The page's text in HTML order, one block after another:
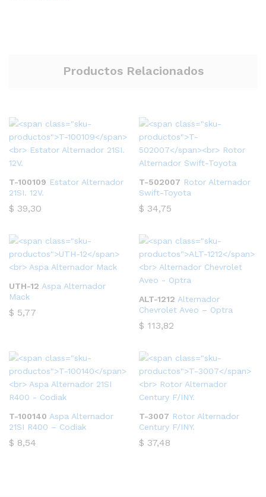
Productos Relacionados
T-100109 Estator Alternador
21SI. 12V.
$ 39,30
T-502007 Rotor Alternador
Swift-Toyota
$ 34,75
UTH-12 Aspa Alternador
Mack
$ 5,77
ALT-1212 Alternador
Chevrolet Aveo – Optra
$ 113,82
T-100140 Aspa Alternador
21SI R400 – Codiak
$ 8,54
T-3007 Rotor Alternador
Century F/INY.
$ 37,48